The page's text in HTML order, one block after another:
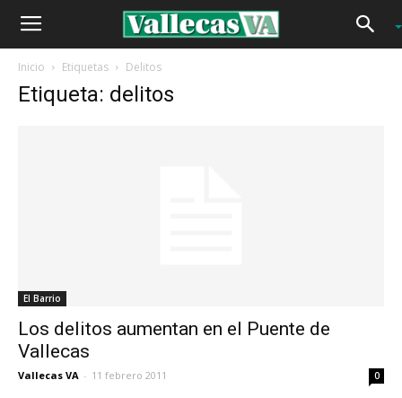
Inicio Etiquetas Delitos
Etiqueta: delitos
El Barrio
Los delitos aumentan en el Puente de
Vallecas
Vallecas VA - 11 febrero 2011 0